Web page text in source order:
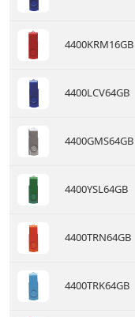
4400KRM16GB
4400LCV64GB
4400GMS64GB
4400YSL64GB
4400TRN64GB
4400TRK64GB